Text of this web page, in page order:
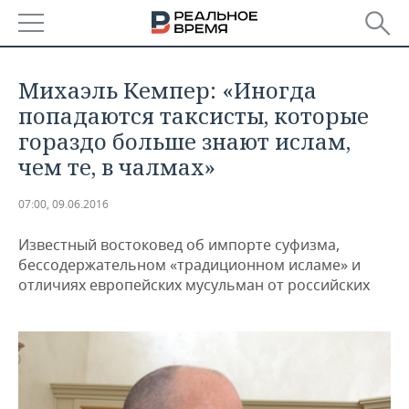
ТАТАРСТАН
НОВОСТИ
АНАЛИТИКА
КОРОЛИ ГОСЗАКАЗА ПФО
КОМУ ПРИНАДЛЕЖАТ
ТОРГОВЫЕ ЦЕНТРЫ
ТАТАРСТАНА
ФИНАНСЫ
ИНВЕСТИЦИИ
НОВОСТИ
ПРОМЫШЛЕННОСТИ
АГРОПРОМ
МАШИНОСТРОЕНИЕ
НЕДВИЖИМОСТЬ
БИЗНЕС
НОВОСТИ БИЗНЕСА
ТЕХНОЛОГИИ
Михаэль Кемпер: «Иногда
попадаются таксисты, которые
гораздо больше знают ислам,
чем те, в чалмах»
07:00, 09.06.2016
Известный востоковед об импорте суфизма,
бессодержательном «традиционном исламе» и
отличиях европейских мусульман от российских